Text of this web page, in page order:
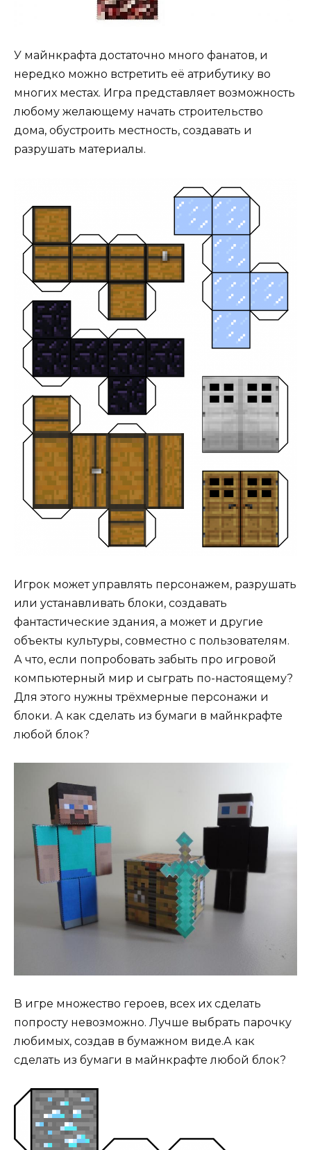
У майнкрафта достаточно много фанатов, и
нередко можно встретить её атрибутику во
многих местах. Игра представляет возможность
любому желающему начать строительство
дома, обустроить местность, создавать и
разрушать материалы.
Игрок может управлять персонажем, разрушать
или устанавливать блоки, создавать
фантастические здания, а может и другие
объекты культуры, совместно с пользователям.
А что, если попробовать забыть про игровой
компьютерный мир и сыграть по-настоящему?
Для этого нужны трёхмерные персонажи и
блоки. А как сделать из бумаги в майнкрафте
любой блок?
В игре множество героев, всех их сделать
попросту невозможно. Лучше выбрать парочку
любимых, создав в бумажном виде.А как
сделать из бумаги в майнкрафте любой блок?